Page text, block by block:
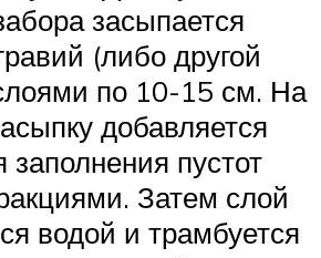
засыпается
(либо другой
по 10-15 см. На
добавляется
заполнения пустот
Затем слой
водой и трамбуется